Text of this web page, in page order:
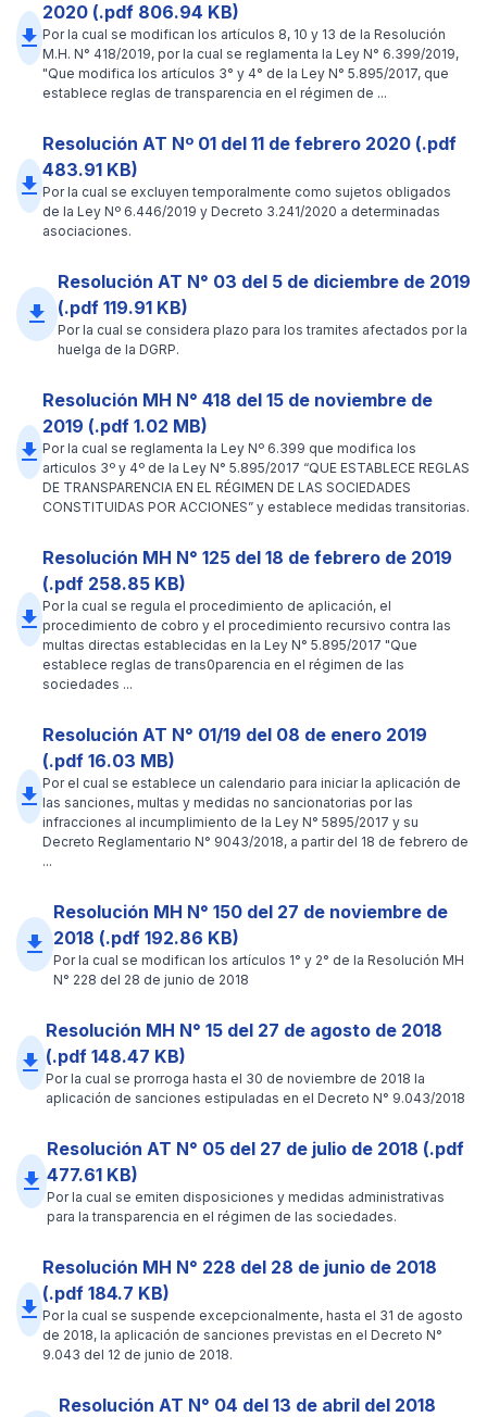
file_download
2020 (.pdf 806.94 KB)
Por la cual se modifican los artículos 8, 10 y 13 de la Resolución
M.H. N° 418/2019, por la cual se reglamenta la Ley N° 6.399/2019,
"Que modifica los artículos 3° y 4° de la Ley N° 5.895/2017, que
establece reglas de transparencia en el régimen de ...
file_download
Resolución AT Nº 01 del 11 de febrero 2020 (.pdf
483.91 KB)
Por la cual se excluyen temporalmente como sujetos obligados
de la Ley Nº 6.446/2019 y Decreto 3.241/2020 a determinadas
asociaciones.
file_download
Resolución AT N° 03 del 5 de diciembre de 2019
(.pdf 119.91 KB)
Por la cual se considera plazo para los tramites afectados por la
huelga de la DGRP.
file_download
Resolución MH N° 418 del 15 de noviembre de
2019 (.pdf 1.02 MB)
Por la cual se reglamenta la Ley Nº 6.399 que modifica los
articulos 3º y 4º de la Ley N° 5.895/2017 “QUE ESTABLECE REGLAS
DE TRANSPARENCIA EN EL RÉGIMEN DE LAS SOCIEDADES
CONSTITUIDAS POR ACCIONES” y establece medidas transitorias.
file_download
Resolución MH N° 125 del 18 de febrero de 2019
(.pdf 258.85 KB)
Por la cual se regula el procedimiento de aplicación, el
procedimiento de cobro y el procedimiento recursivo contra las
multas directas establecidas en la Ley N° 5.895/2017 "Que
establece reglas de trans0parencia en el régimen de las
sociedades ...
file_download
Resolución AT N° 01/19 del 08 de enero 2019
(.pdf 16.03 MB)
Por el cual se establece un calendario para iniciar la aplicación de
las sanciones, multas y medidas no sancionatorias por las
infracciones al incumplimiento de la Ley N° 5895/2017 y su
Decreto Reglamentario N° 9043/2018, a partir del 18 de febrero de
...
file_download
Resolución MH N° 150 del 27 de noviembre de
2018 (.pdf 192.86 KB)
Por la cual se modifican los artículos 1° y 2° de la Resolución MH
N° 228 del 28 de junio de 2018
file_download
Resolución MH N° 15 del 27 de agosto de 2018
(.pdf 148.47 KB)
Por la cual se prorroga hasta el 30 de noviembre de 2018 la
aplicación de sanciones estipuladas en el Decreto N° 9.043/2018
file_download
Resolución AT N° 05 del 27 de julio de 2018 (.pdf
477.61 KB)
Por la cual se emiten disposiciones y medidas administrativas
para la transparencia en el régimen de las sociedades.
file_download
Resolución MH N° 228 del 28 de junio de 2018
(.pdf 184.7 KB)
Por la cual se suspende excepcionalmente, hasta el 31 de agosto
de 2018, la aplicación de sanciones previstas en el Decreto N°
9.043 del 12 de junio de 2018.
Resolución AT N° 04 del 13 de abril del 2018